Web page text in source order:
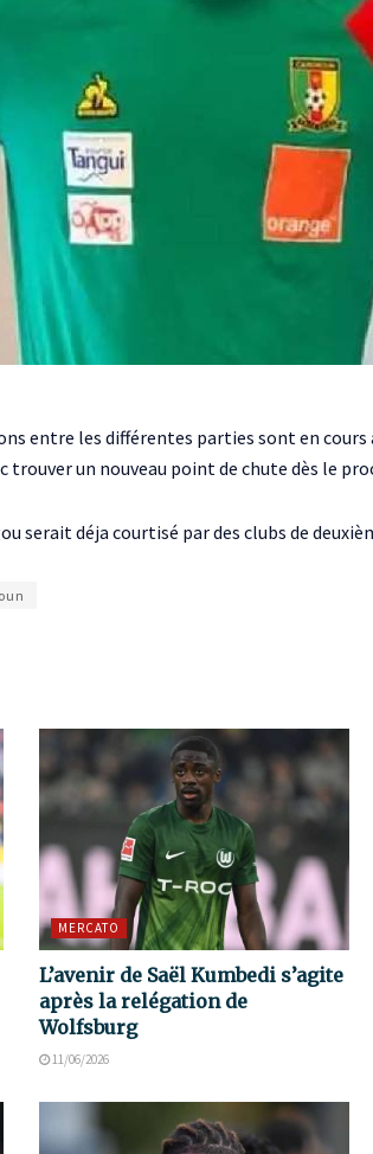
entre les différentes parties sont en
trouver un nouveau point de chute dès le
serait déja courtisé par des clubs de
MERCATO
L’avenir de Saël Kumbedi s’agite
après la relégation de
Wolfsburg
11/06/2026